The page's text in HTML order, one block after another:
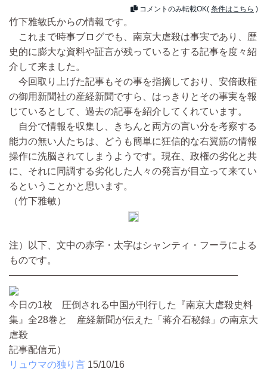
コメントのみ転載OK( 条件はこちら )
竹下雅敏氏からの情報です。
これまで時事ブログでも、南京大虐殺は事実であり、歴
史的に膨大な資料や証言が残っているとする記事を度々紹
介して来ました。
今回取り上げた記事もその事を指摘しており、安倍政権
の御用新聞社の産経新聞ですら、はっきりとその事実を報
じているとして、過去の記事を紹介してくれています。
自分で情報を収集し、きちんと両方の言い分を考察する
能力の無い人たちは、どうも簡単に狂信的な右翼筋の情報
操作に洗脳されてしまうようです。現在、政権の劣化と共
に、それに同調する劣化した人々の発言が目立って来てい
るということかと思います。
（竹下雅敏）
注）以下、文中の赤字・太字はシャンティ・フーラによる
ものです。
————————————————————————
今日の1枚 圧倒される中国が刊行した『南京大虐殺史料
集』全28巻と 産経新聞が伝えた「蒋介石秘録」の南京大
虐殺
記事配信元）
リュウマの独り言 15/10/16